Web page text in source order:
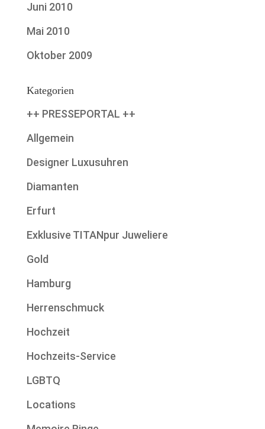
Juni 2010
Mai 2010
Oktober 2009
Kategorien
++ PRESSEPORTAL ++
Allgemein
Designer Luxusuhren
Diamanten
Erfurt
Exklusive TITANpur Juweliere
Gold
Hamburg
Herrenschmuck
Hochzeit
Hochzeits-Service
LGBTQ
Locations